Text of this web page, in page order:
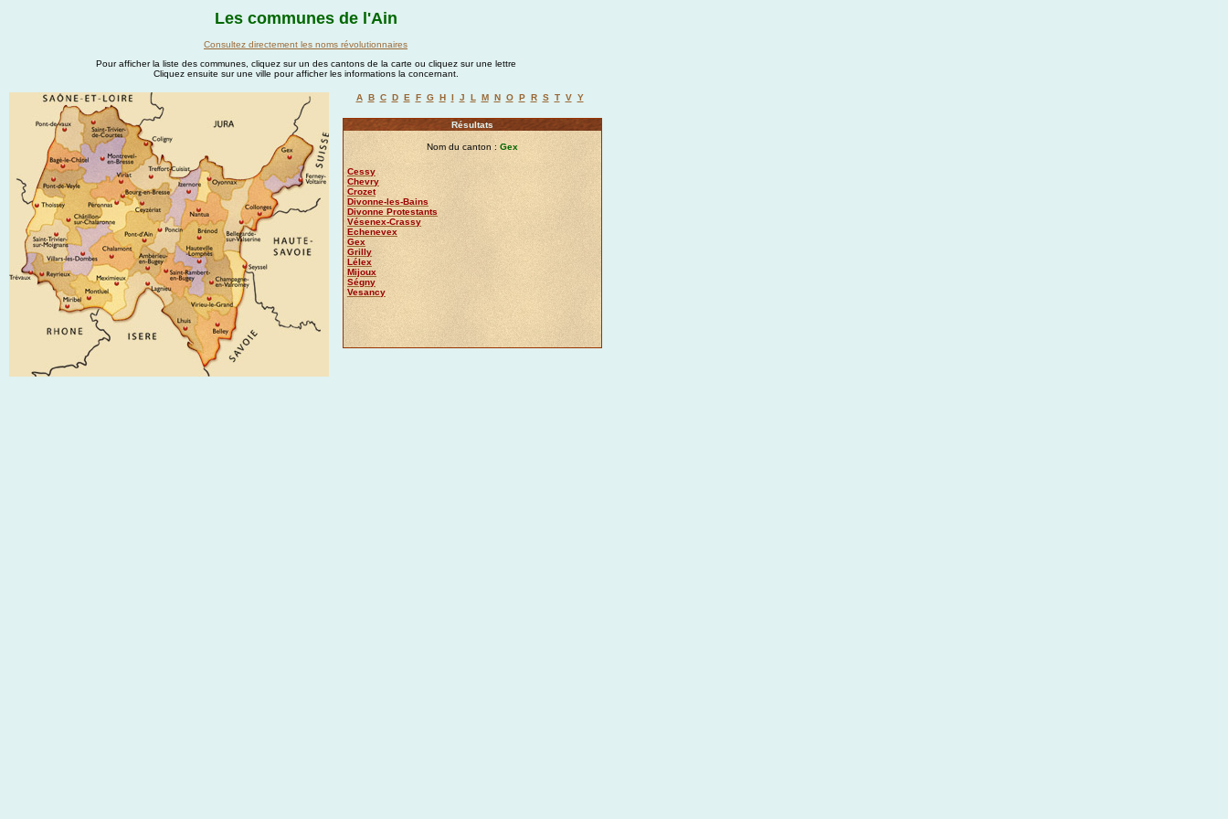
Les communes de l'Ain
Consultez directement les noms révolutionnaires
Pour afficher la liste des communes, cliquez sur un des cantons de la carte ou cliquez sur une lettre
Cliquez ensuite sur une ville pour afficher les informations la concernant.
A B C D E F G H I J L M N O P R S T V Y
Résultats
Nom du canton : Gex
Cessy
Chevry
Crozet
Divonne-les-Bains
Divonne Protestants
Vésenex-Crassy
Echenevex
Gex
Grilly
Lélex
Mijoux
Ségny
Vesancy